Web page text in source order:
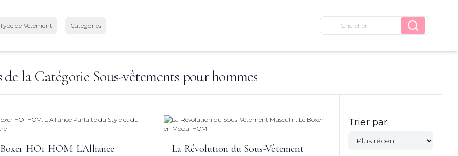
Type de Vêtement Catégories
de la Catégorie Sous-vêtements pour hommes
HO1 HOM: L'Alliance
La Révolution du Sous-Vêtement
Trier par: